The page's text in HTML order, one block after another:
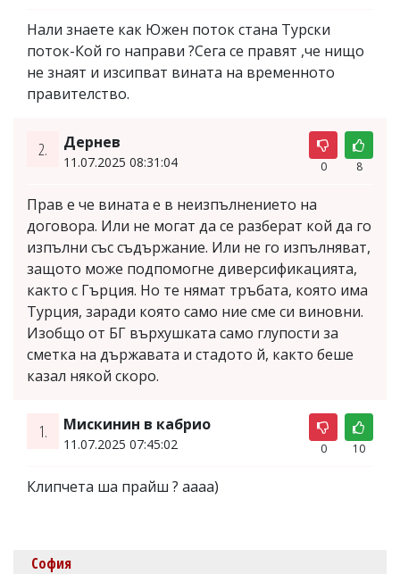
Нали знаете как Южен поток стана Турски
поток-Кой го направи ?Сега се правят ,че нищо
не знаят и изсипват вината на временното
правителство.
2. Дернев
11.07.2025 08:31:04 0 8
Прав е че вината е в неизпълнението на
договора. Или не могат да се разберат кой да го
изпълни със съдържание. Или не го изпълняват,
защото може подпомогне диверсификацията,
както с Гърция. Но те нямат тръбата, която има
Турция, заради която само ние сме си виновни.
Изобщо от БГ върхушката само глупости за
сметка на държавата и стадото й, както беше
казал някой скоро.
1. Мискинин в кабрио
11.07.2025 07:45:02 0 10
Клипчета ша прайш ? аааа)
София